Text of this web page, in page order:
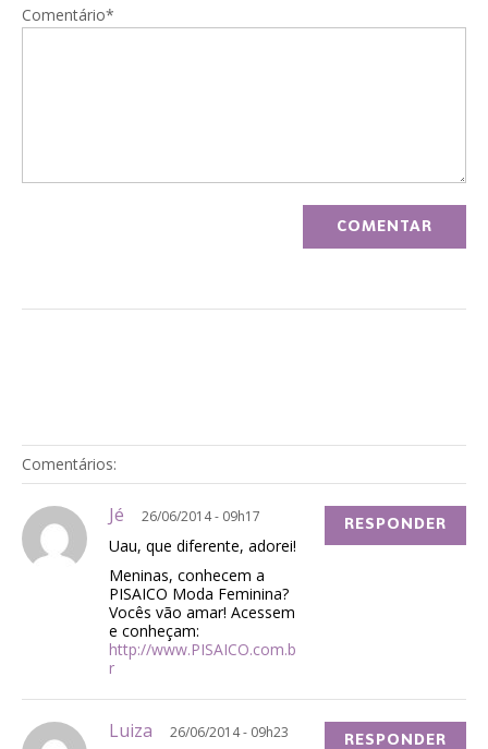
Comentário*
Comentários:
Jé 26/06/2014 - 09h17
Uau, que diferente, adorei!
Meninas, conhecem a
PISAICO Moda Feminina?
Vocês vão amar! Acessem
e conheçam:
http://www.PISAICO.com.b
r
RESPONDER
Luiza 26/06/2014 - 09h23 RESPONDER